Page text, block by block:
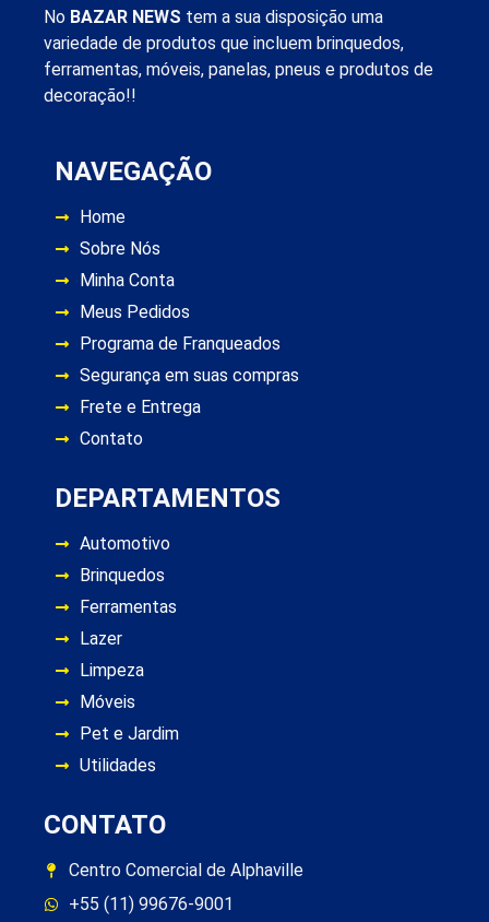
No BAZAR NEWS tem a sua disposição uma
variedade de produtos que incluem brinquedos,
ferramentas, móveis, panelas, pneus e produtos de
decoração!!
NAVEGAÇÃO
Home
Sobre Nós
Minha Conta
Meus Pedidos
Programa de Franqueados
Segurança em suas compras
Frete e Entrega
Contato
DEPARTAMENTOS
Automotivo
Brinquedos
Ferramentas
Lazer
Limpeza
Móveis
Pet e Jardim
Utilidades
CONTATO
Centro Comercial de Alphaville
+55 (11) 99676-9001